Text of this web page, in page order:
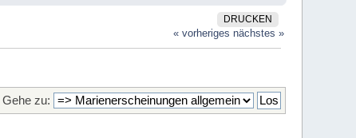
DRUCKEN
« vorheriges nächstes »
Gehe zu: